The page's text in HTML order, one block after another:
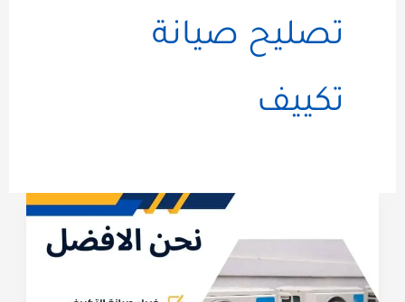
تصليح صيانة
تكييف